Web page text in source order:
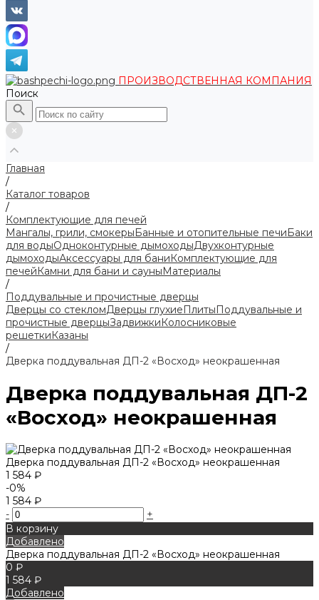
ПРОИЗВОДСТВЕННАЯ КОМПАНИЯ
Поиск
Главная
/
Каталог товаров
/
Комплектующие для печей
Мангалы, грили, смокерыБанные и отопительные печиБаки
для водыОдноконтурные дымоходыДвухконтурные
дымоходыАксессуары для баниКомплектующие для
печейКамни для бани и сауныМатериалы
/
Поддувальные и прочистные дверцы
Дверцы со стекломДверцы глухиеПлитыПоддувальные и
прочистные дверцыЗадвижкиКолосниковые
решеткиКазаны
/
Дверка поддувальная ДП-2 «Восход» неокрашенная
Дверка поддувальная ДП-2
«Восход» неокрашенная
Дверка поддувальная ДП-2 «Восход» неокрашенная
1 584 ₽
-0%
1 584 ₽
-
+
В корзину
Добавлено
Дверка поддувальная ДП-2 «Восход» неокрашенная
0 ₽
1 584 ₽
Добавлено